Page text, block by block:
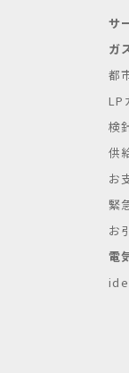
サ
ガ
都
LP
検
供
お
緊
お
電